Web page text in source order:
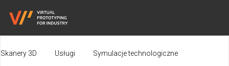
Skanery 3D Usługi Symulacje technologiczne